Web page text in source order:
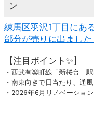
ン
練馬区羽沢1丁目にあ
部分が売りに出ました
【注目ポイント✨】
・西武有楽町線「新桜台」
・南東向きで日当たり、通
・2026年6月リノベーショ